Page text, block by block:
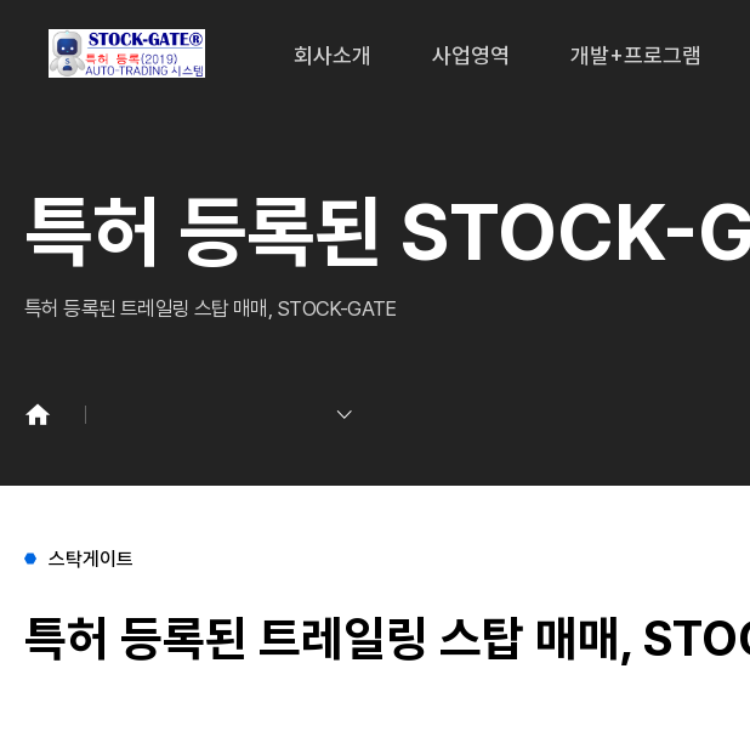
회사소개 사업영역 개발+프로그램
특허 등록된 STOCK-
특허 등록된 트레일링 스탑 매매, STOCK-GATE
스탁게이트
특허 등록된 트레일링 스탑 매매,